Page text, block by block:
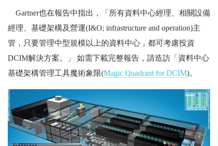
Gartner也在報告中指出，「所有資料中心經理、相關設備
經理、基礎架構及營運(I&O; infrastructure and operation)主
管，只要管理中型規模以上的資料中心，都可考慮投資
DCIM解決方案。」 如需下載完整報告，請造訪「資料中心
基礎架構管理工具魔術象限(Magic Quadrant for DCIM)。